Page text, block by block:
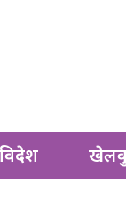
विदेश